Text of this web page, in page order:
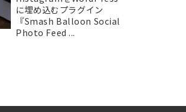
に埋め込むプラグイン
『Smash Balloon Social
Photo Feed ...